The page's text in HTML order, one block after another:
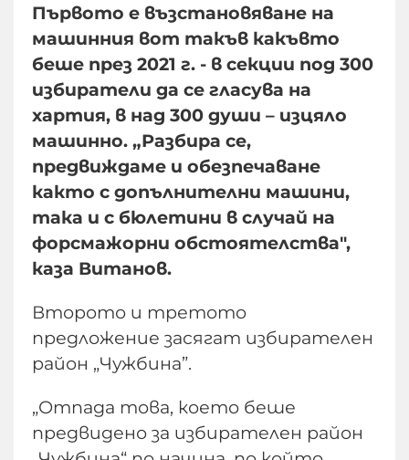
Първото е възстановяване на
машинния вот такъв какъвто
беше през 2021 г. - в секции под 300
избиратели да се гласува на
хартия, в над 300 души – изцяло
машинно. „Разбира се,
предвиждаме и обезпечаване
както с допълнителни машини,
така и с бюлетини в случай на
форсмажорни обстоятелства",
каза Витанов.
Второто и третото
предложение засягат избирателен
район „Чужбина”.
„Отпада това, което беше
предвидено за избирателен район